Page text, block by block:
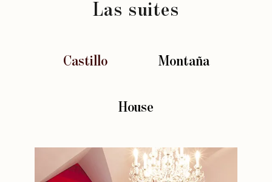
Las suites
Castillo Montaña
House